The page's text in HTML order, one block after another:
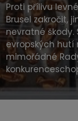
Proti přílivu
Brusel zakročit,
nevratné škody.
evropských hutí
mimořádné